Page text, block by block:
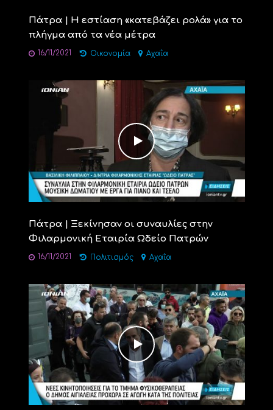
Πάτρα | Η εστίαση «κατεβάζει ρολά» για το
πλήγμα από τα νέα μέτρα
16/11/2021 Οικονομία Αχαΐα
Πάτρα | Ξεκίνησαν οι συναυλίες στην
Φιλαρμονική Εταιρία Ωδείο Πατρών
16/11/2021 Πολιτισμός Αχαΐα